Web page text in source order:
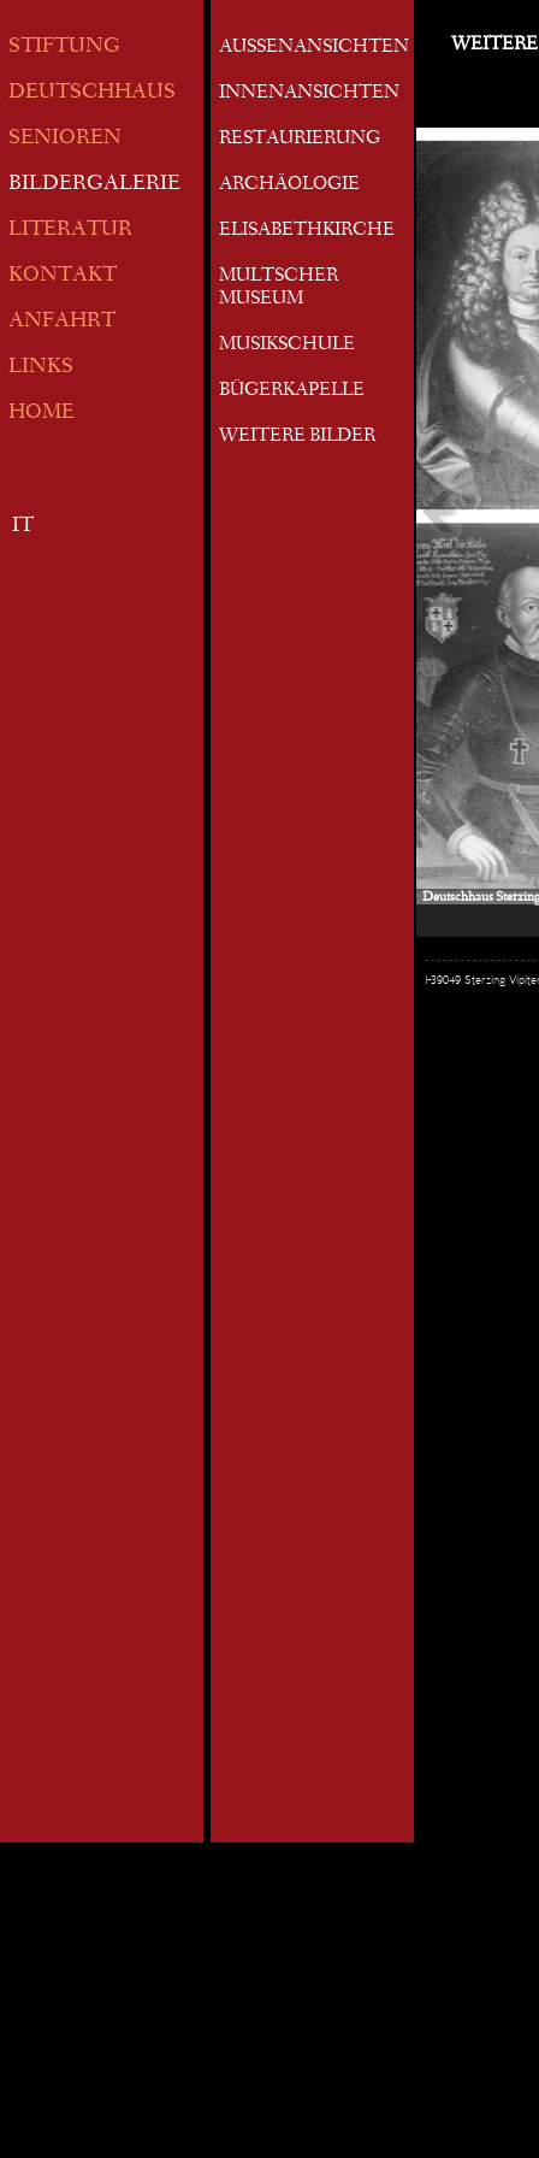
STIFTUNG
DEUTSCHHAUS
SENIOREN
BILDERGALERIE
LITERATUR
KONTAKT
ANFAHRT
LINKS
HOME
IT
AUSSENANSICHTEN
INNENANSICHTEN
RESTAURIERUNG
ARCHÄOLOGIE
ELISABETHKIRCHE
MULTSCHER
MUSEUM
MUSIKSCHULE
BÜGERKAPELLE
WEITERE BILDER
Deutschhaus
I-39049 Sterzing